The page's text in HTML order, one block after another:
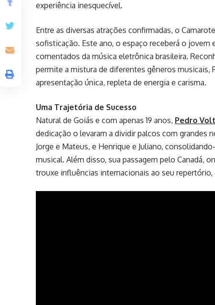
experiência inesquecível.
Entre as diversas atrações confirmadas, o
sofisticação. Este ano, o espaço receberá o jovem
comentados da música eletrônica brasileira.
permite a mistura de diferentes gêneros musicais,
apresentação única, repleta de energia e carisma.
Uma Trajetória de Sucesso
Natural de Goiás e com apenas 19 anos, Pedro Volt
dedicação o levaram a dividir palcos com grandes
Jorge e Mateus, e Henrique e Juliano,
musical. Além disso, sua passagem pelo Canadá,
trouxe influências internacionais ao seu